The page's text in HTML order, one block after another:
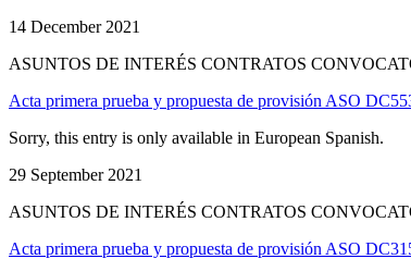
14 December 2021
ASUNTOS DE INTERÉS CONTRATOS
Acta primera prueba y propuesta de provisión ASO
Sorry, this entry is only available in European Spanish.
29 September 2021
ASUNTOS DE INTERÉS CONTRATOS
Acta primera prueba y propuesta de provisión ASO